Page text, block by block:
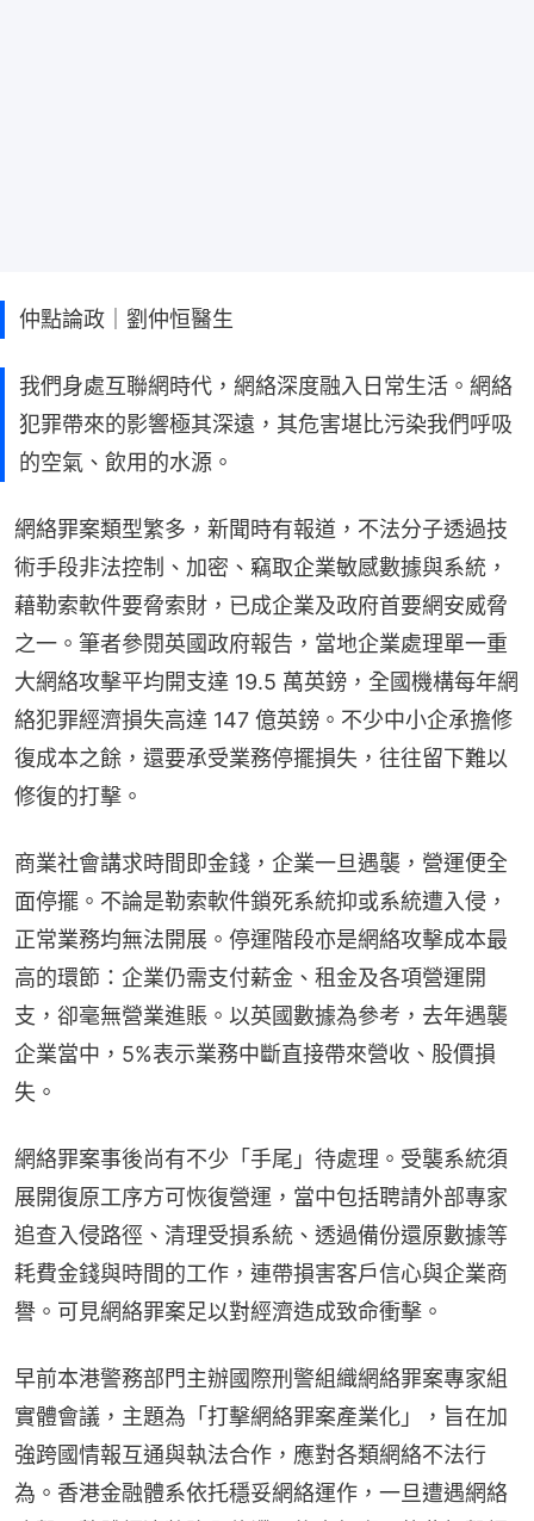
仲點論政｜劉仲恒醫生
我們身處互聯網時代，網絡深度融入日常生活。網絡
犯罪帶來的影響極其深遠，其危害堪比污染我們呼吸
的空氣、飲用的水源。
網絡罪案類型繁多，新聞時有報道，不法分子透過技
術手段非法控制、加密、竊取企業敏感數據與系統，
藉勒索軟件要脅索財，已成企業及政府首要網安威脅
之一。筆者參閱英國政府報告，當地企業處理單一重
大網絡攻擊平均開支達 19.5 萬英鎊，全國機構每年網
絡犯罪經濟損失高達 147 億英鎊。不少中小企承擔修
復成本之餘，還要承受業務停擺損失，往往留下難以
修復的打擊。
商業社會講求時間即金錢，企業一旦遇襲，營運便全
面停擺。不論是勒索軟件鎖死系統抑或系統遭入侵，
正常業務均無法開展。停運階段亦是網絡攻擊成本最
高的環節：企業仍需支付薪金、租金及各項營運開
支，卻毫無營業進賬。以英國數據為參考，去年遇襲
企業當中，5%表示業務中斷直接帶來營收、股價損
失。
網絡罪案事後尚有不少「手尾」待處理。受襲系統須
展開復原工序方可恢復營運，當中包括聘請外部專家
追查入侵路徑、清理受損系統、透過備份還原數據等
耗費金錢與時間的工作，連帶損害客戶信心與企業商
譽。可見網絡罪案足以對經濟造成致命衝擊。
早前本港警務部門主辦國際刑警組織網絡罪案專家組
實體會議，主題為「打擊網絡罪案產業化」，旨在加
強跨國情報互通與執法合作，應對各類網絡不法行
為。香港金融體系依托穩妥網絡運作，一旦遭遇網絡